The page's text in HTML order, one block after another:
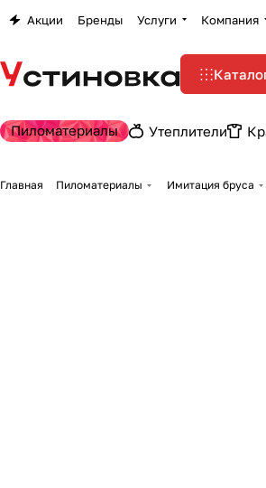
Акции Бренды Услуги Компания
Пиломатериалы Утеплители
Главная Пиломатериалы Имитация бруса